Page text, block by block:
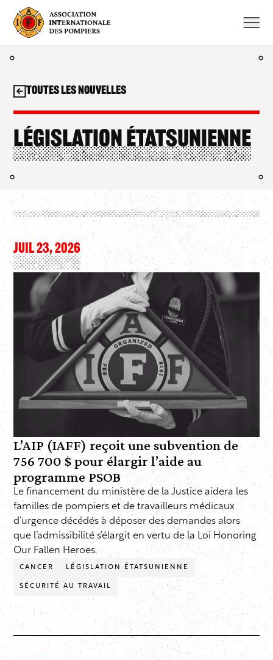
contenu
Législation étatsunienne
Toutes les nouvelles
JUIL 23, 2026
L’AIP (IAFF) reçoit une subvention de
756 700 $ pour élargir l’aide au
programme PSOB
Le financement du ministère de la Justice aidera les
familles de pompiers et de travailleurs médicaux
d’urgence décédés à déposer des demandes alors
que l’admissibilité s’élargit en vertu de la Loi Honoring
Our Fallen Heroes.
CANCER LÉGISLATION ÉTATSUNIENNE
SÉCURITÉ AU TRAVAIL